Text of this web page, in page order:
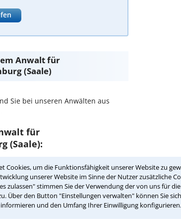
Cookies, um die Funktionsfähigkeit unserer Website zu
unserer Website im Sinne der Nutzer zusätzliche
zulassen" stimmen Sie der Verwendung der von uns für
Über den Button "Einstellungen verwalten" können Sie
und den Umfang Ihrer Einwilligung konfigurieren.
Anwalt für
(Saale)
Sie bei unseren Anwälten aus
für
(Saale):
Umgebung auswählen
(Saale) einen